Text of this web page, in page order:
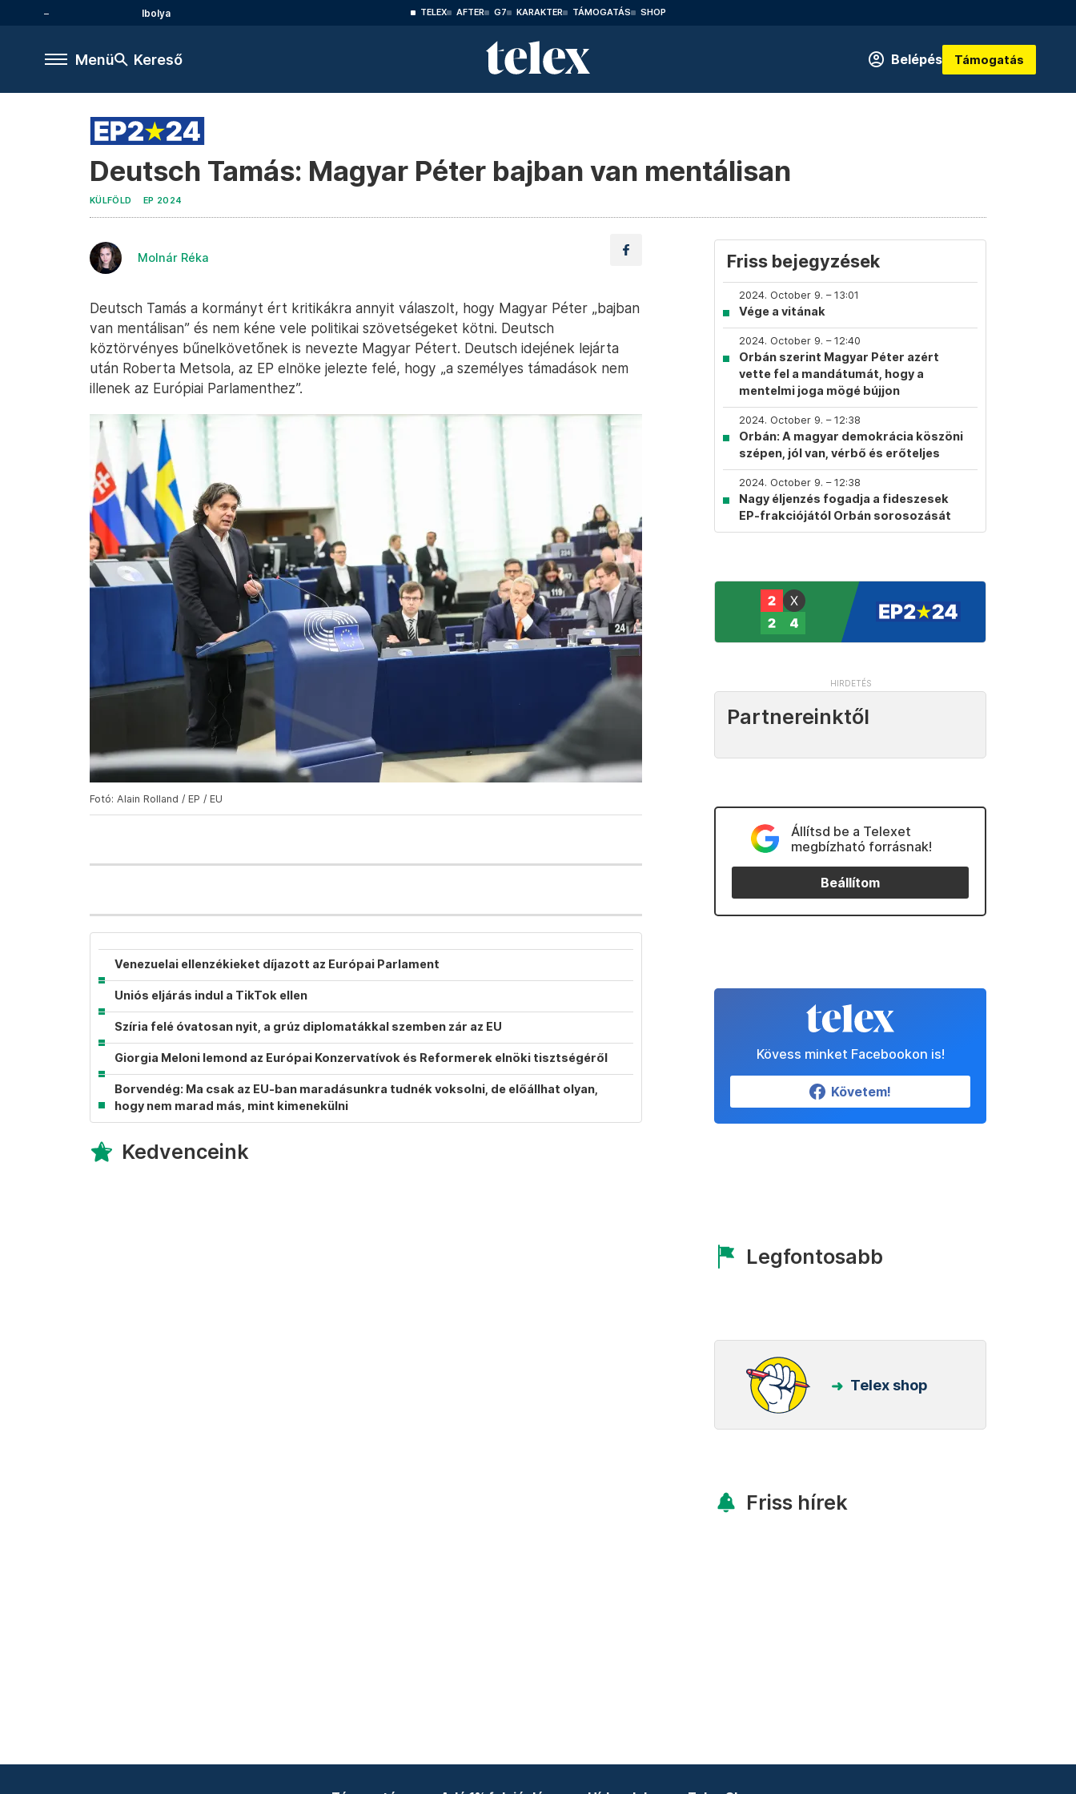
Ibolya TELEX AFTER G7 KARAKTER TÁMOGATÁS SHOP
Menü Kereső Belépés Támogatás
Deutsch Tamás: Magyar Péter bajban van mentálisan
KÜLFÖLD EP 2024
Molnár Réka
Deutsch Tamás a kormányt ért kritikákra annyit válaszolt, hogy Magyar Péter „bajban
van mentálisan” és nem kéne vele politikai szövetségeket kötni. Deutsch
köztörvényes bűnelkövetőnek is nevezte Magyar Pétert. Deutsch idejének lejárta
után Roberta Metsola, az EP elnöke jelezte felé, hogy „a személyes támadások nem
illenek az Európiai Parlamenthez”.
Fotó: Alain Rolland / EP / EU
Venezuelai ellenzékieket díjazott az Európai Parlament
Uniós eljárás indul a TikTok ellen
Szíria felé óvatosan nyit, a grúz diplomatákkal szemben zár az EU
Giorgia Meloni lemond az Európai Konzervatívok és Reformerek elnöki tisztségéről
Borvendég: Ma csak az EU-ban maradásunkra tudnék voksolni, de előállhat olyan,
hogy nem marad más, mint kimenekülni
Kedvenceink
Friss bejegyzések
2024. October 9. – 13:01
Vége a vitának
2024. October 9. – 12:40
Orbán szerint Magyar Péter azért
vette fel a mandátumát, hogy a
mentelmi joga mögé bújjon
2024. October 9. – 12:38
Orbán: A magyar demokrácia köszöni
szépen, jól van, vérbő és erőteljes
2024. October 9. – 12:38
Nagy éljenzés fogadja a fideszesek
EP-frakciójától Orbán sorosozását
Partnereinktől
Állítsd be a Telexet
megbízható forrásnak!
Beállítom
Kövess minket Facebookon is!
Követem!
Legfontosabb
Telex shop
Friss hírek